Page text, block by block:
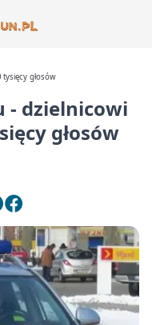
głosów
- dzielnicowi
głosów